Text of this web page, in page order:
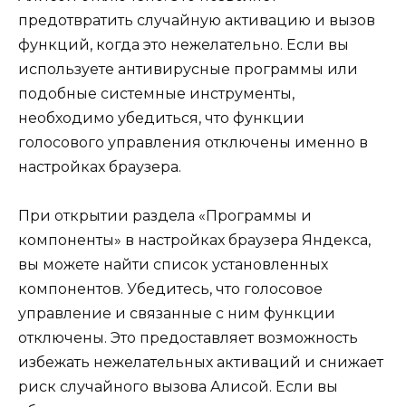
предотвратить случайную активацию и вызов
функций, когда это нежелательно. Если вы
используете антивирусные программы или
подобные системные инструменты,
необходимо убедиться, что функции
голосового управления отключены именно в
настройках браузера.
При открытии раздела «Программы и
компоненты» в настройках браузера Яндекса,
вы можете найти список установленных
компонентов. Убедитесь, что голосовое
управление и связанные с ним функции
отключены. Это предоставляет возможность
избежать нежелательных активаций и снижает
риск случайного вызова Алисой. Если вы